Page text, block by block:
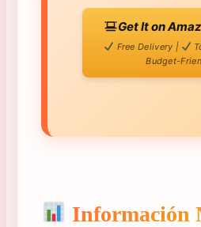
Get It on
Free Delivery |
Budget-
Información